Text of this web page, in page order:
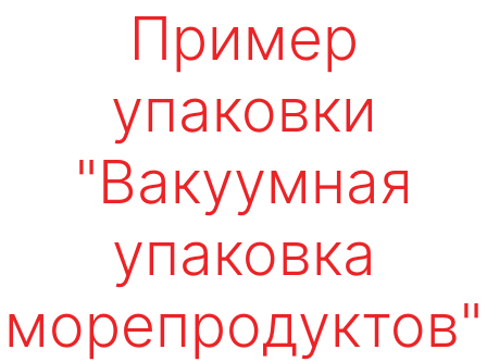
Пример
упаковки
"Вакуумная
упаковка
морепродуктов"